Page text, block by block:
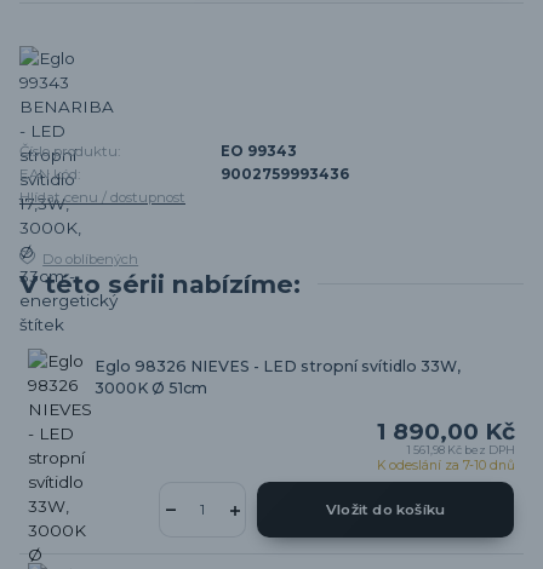
Číslo produktu:
EO 99343
EAN kód:
9002759993436
Hlídat cenu / dostupnost
Do oblíbených
V této sérii nabízíme:
Eglo 98326 NIEVES - LED stropní svítidlo 33W,
3000K Ø 51cm
1 890,00 Kč
1 561,98 Kč bez DPH
K odeslání za 7-10 dnů
Vložit do košíku